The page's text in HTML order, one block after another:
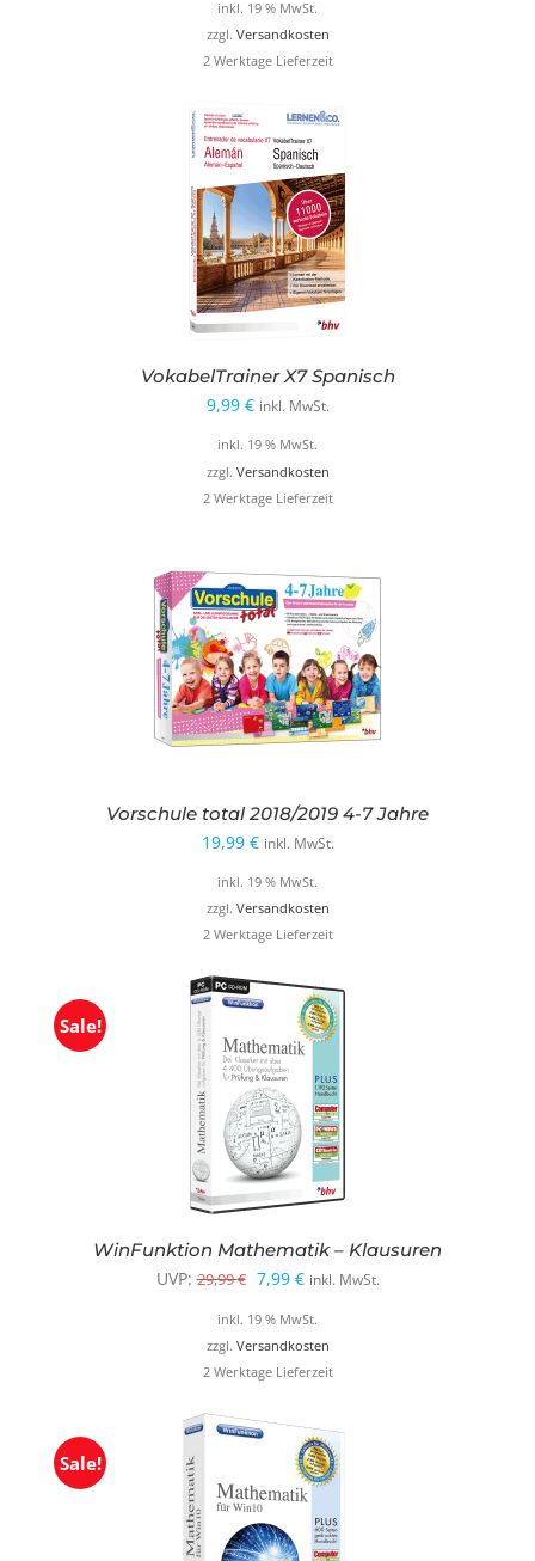
inkl. 19 % MwSt.
zzgl. Versandkosten
2 Werktage Lieferzeit
VokabelTrainer X7 Spanisch
9,99 € inkl. MwSt.
inkl. 19 % MwSt.
zzgl. Versandkosten
2 Werktage Lieferzeit
Vorschule total 2018/2019 4-7 Jahre
19,99 € inkl. MwSt.
inkl. 19 % MwSt.
zzgl. Versandkosten
2 Werktage Lieferzeit
Sale!
WinFunktion Mathematik – Klausuren
UVP: 29,99€ Ursprünglicher
Preis
war:
29,99 €
7,99 €Aktueller
Preis
ist:
7,99 €.
inkl. MwSt.
inkl. 19 % MwSt.
zzgl. Versandkosten
2 Werktage Lieferzeit
Sale!